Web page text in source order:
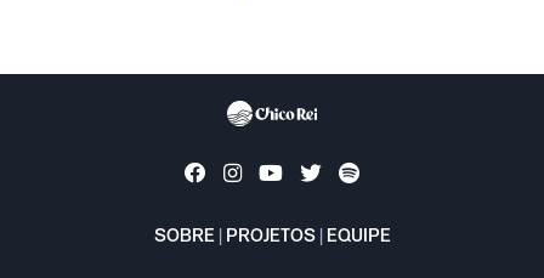
SOBRE PROJETOS EQUIPE